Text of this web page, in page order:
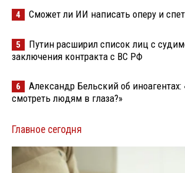
4 Сможет ли ИИ написать оперу и
5
Путин расширил список лиц с
заключения контракта с ВС РФ
6
Александр Бельский об иноагентах:
смотреть людям в глаза?»
Главное сегодня